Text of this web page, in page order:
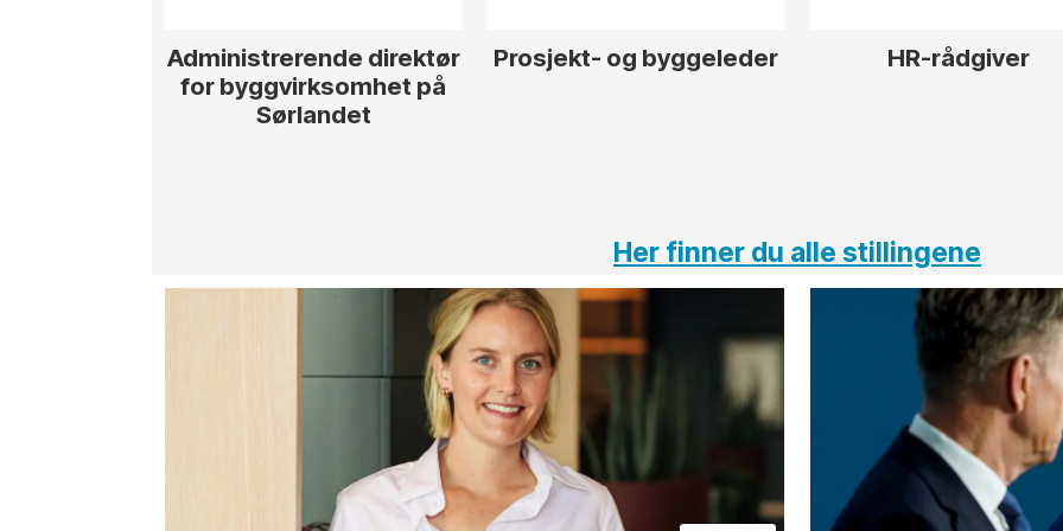
Administrerende direktør
for byggvirksomhet på
Sørlandet
Prosjekt- og byggeleder HR-rådgiver
Her finner du alle stillingene